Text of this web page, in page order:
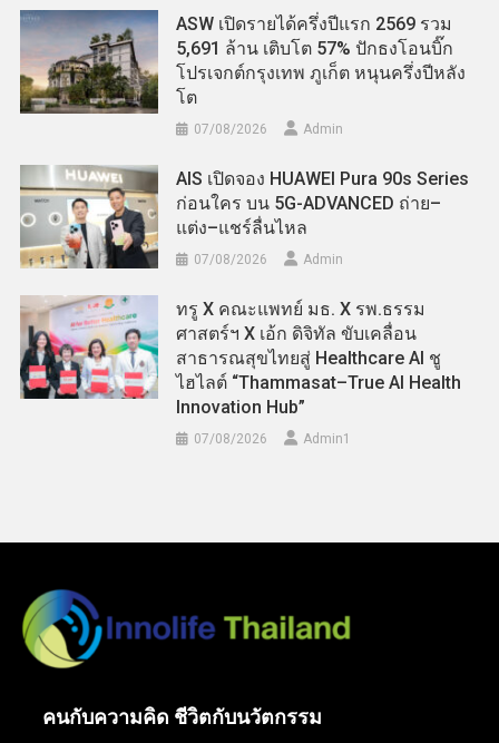
ASW เปิดรายได้ครึ่งปีแรก 2569 รวม
5,691 ล้าน เติบโต 57% ปักธงโอนบิ๊ก
โปรเจกต์กรุงเทพ ภูเก็ต หนุนครึ่งปีหลัง
โต
07/08/2026 Admin
AIS เปิดจอง HUAWEI Pura 90s Series
ก่อนใคร บน 5G-ADVANCED ถ่าย–
แต่ง–แชร์ลื่นไหล
07/08/2026 Admin
ทรู X คณะแพทย์ มธ. X รพ.ธรรม
ศาสตร์ฯ X เอ้ก ดิจิทัล ขับเคลื่อน
สาธารณสุขไทยสู่ Healthcare AI ชู
ไฮไลต์ “Thammasat–True AI Health
Innovation Hub”
07/08/2026 Admin​1
คนกับความคิด ชีวิตกับนวัตกรรม